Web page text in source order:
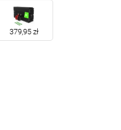
379,95 zł